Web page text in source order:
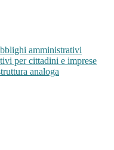
amministrativi
per cittadini e imprese
analoga